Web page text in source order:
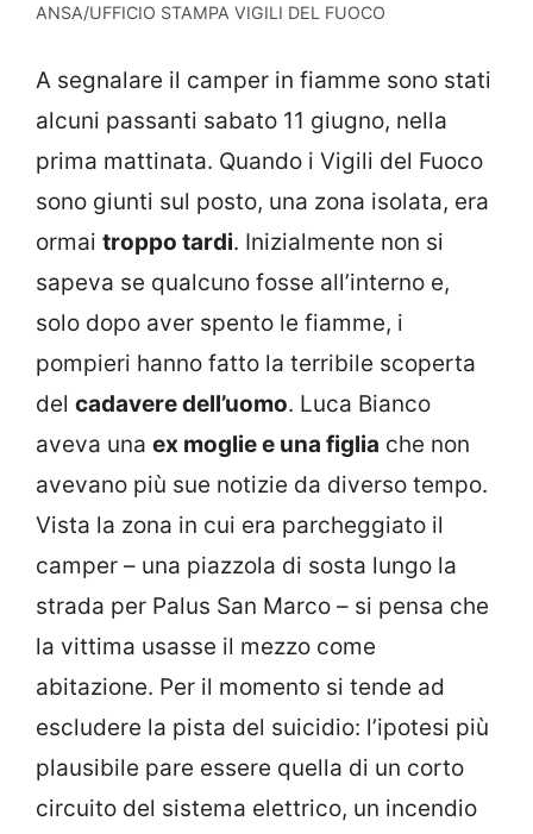
ANSA/UFFICIO STAMPA VIGILI DEL FUOCO
A segnalare il camper in fiamme sono stati
alcuni passanti sabato 11 giugno, nella
prima mattinata. Quando i Vigili del Fuoco
sono giunti sul posto, una zona isolata, era
ormai troppo tardi. Inizialmente non si
sapeva se qualcuno fosse all’interno e,
solo dopo aver spento le fiamme, i
pompieri hanno fatto la terribile scoperta
del cadavere dell’uomo. Luca Bianco
aveva una ex moglie e una figlia che non
avevano più sue notizie da diverso tempo.
Vista la zona in cui era parcheggiato il
camper – una piazzola di sosta lungo la
strada per Palus San Marco – si pensa che
la vittima usasse il mezzo come
abitazione. Per il momento si tende ad
escludere la pista del suicidio: l’ipotesi più
plausibile pare essere quella di un corto
circuito del sistema elettrico, un incendio